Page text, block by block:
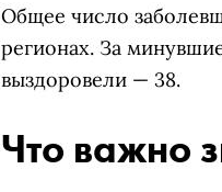
Общее число
регионах. За
выздоровели — 38.
Что важно